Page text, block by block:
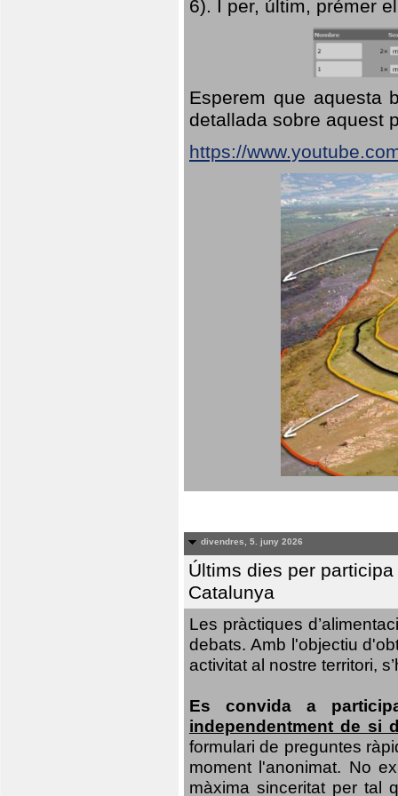
6). I per, últim, prémer
Esperem que aquesta
detallada sobre aquest
https://
divendres, 5. juny 2026
Últims dies per
Catalunya
Les pràctiques
debats. Amb l'objectiu
activitat al nostre territori,
Es convida a
independentment de si
formulari de preguntes
moment l'anonimat. No
màxima sinceritat per tal